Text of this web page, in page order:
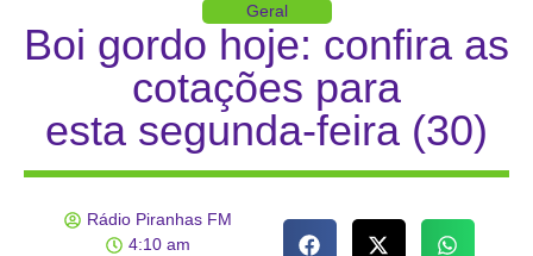
Geral
Boi gordo hoje: confira as
cotações para
esta segunda-feira (30)
Rádio Piranhas FM
4:10 am